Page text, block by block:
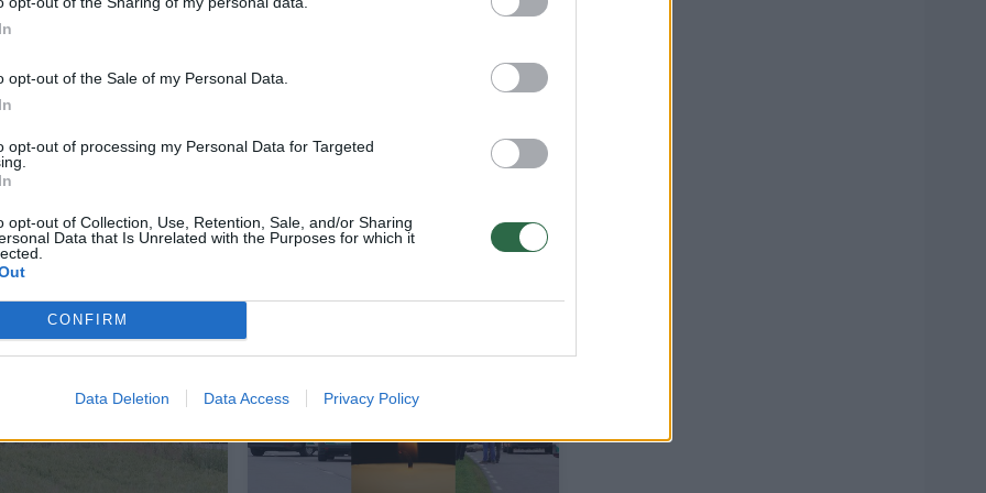
opt-out of the Sale of my Personal Data.
opt-out of processing my Personal Data for Targeted
opt-out of Collection, Use, Retention, Sale, and/or Sharing
Data that Is Unrelated with the Purposes for which it
CONFIRM
Data Deletion Data Access Privacy Policy
Tragedija Sietlo centre: žuvo mažiausiai du
žmonės, tarp sužeistųjų – mažametis
16